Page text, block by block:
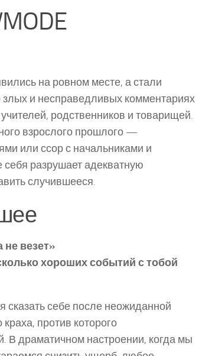
на ровном месте, а стали
и несправедливых комментариях
родственников и товарищей.
взрослого прошлого —
или ссор с начальниками и
разрушает адекватную
случившееся.
не везет»
хороших событий с тобой
сказать себе после неожиданной
против которого
В драматичном настроении, когда мы